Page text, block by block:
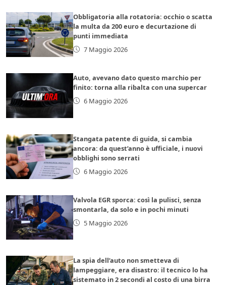
Obbligatoria alla rotatoria: occhio o scatta
la multa da 200 euro e decurtazione di
punti immediata
7 Maggio 2026
Auto, avevano dato questo marchio per
finito: torna alla ribalta con una supercar
6 Maggio 2026
Stangata patente di guida, si cambia
ancora: da quest’anno è ufficiale, i nuovi
obblighi sono serrati
6 Maggio 2026
Valvola EGR sporca: così la pulisci, senza
smontarla, da solo e in pochi minuti
5 Maggio 2026
La spia dell’auto non smetteva di
lampeggiare, era disastro: il tecnico lo ha
sistemato in 2 secondi al costo di una birra